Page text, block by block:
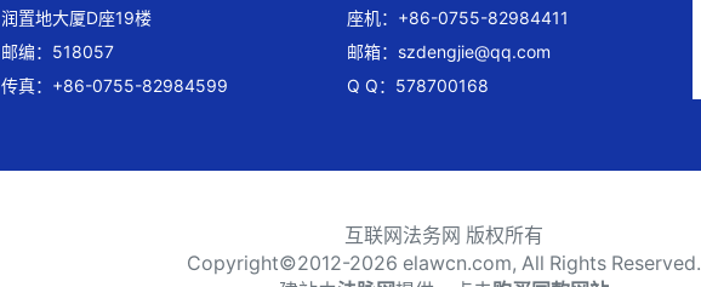
润置地大厦D座19楼
邮编：518057
传真：+86-0755-82984599
座机：+86-0755-82984411
邮箱： szdengjie@qq.com
Q Q：578700168
互联网法务网 版权所有
Copyright©2012-2026 elawcn.com, All Rights Reserved.